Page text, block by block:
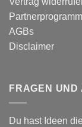
Partnerprogramm
AGBs
Disclaimer
FRAGEN UND
Du hast Ideen